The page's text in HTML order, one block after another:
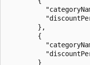
        },
        {
        }